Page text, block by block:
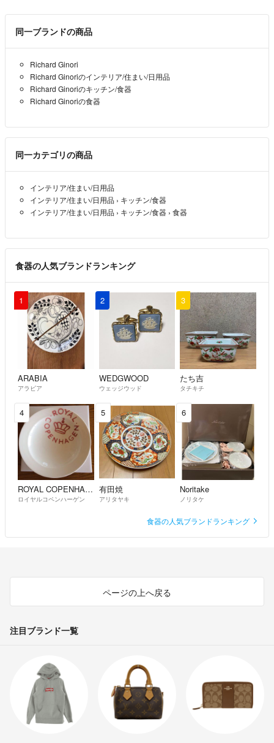
同一ブランドの商品
Richard Ginori
Richard Ginoriのインテリア/住まい/日用品
Richard Ginoriのキッチン/食器
Richard Ginoriの食器
同一カテゴリの商品
インテリア/住まい/日用品
インテリア/住まい/日用品 › キッチン/食器
インテリア/住まい/日用品 › キッチン/食器 › 食器
食器の人気ブランドランキング
1
ARABIA
アラビア
2
WEDGWOOD
ウェッジウッド
3
たち吉
タチキチ
4
ROYAL COPENHAGEN
ロイヤルコペンハーゲン
5
有田焼
アリタヤキ
6
Noritake
ノリタケ
食器の人気ブランドランキング
ページの上へ戻る
注目ブランド一覧